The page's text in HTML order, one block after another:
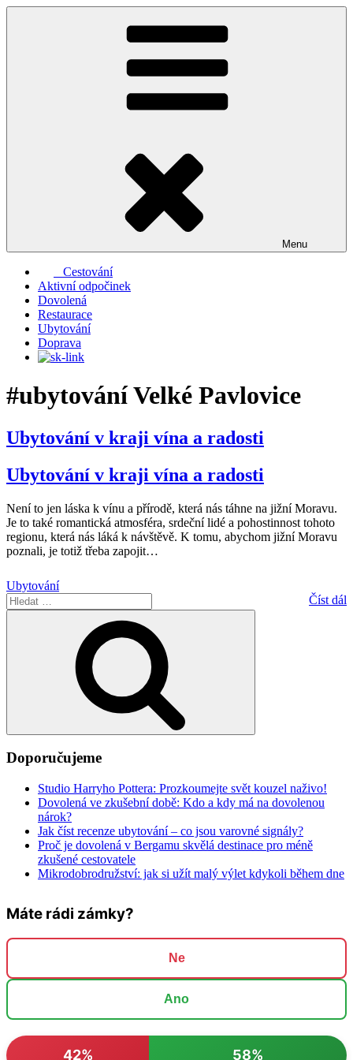
Přejít
Menu
Cestování
Aktivní odpočinek
Dovolená
Restaurace
Ubytování
Doprava
#ubytování Velké Pavlovice
Ubytování v kraji vína a radosti
Ubytování v kraji vína a radosti
Není to jen láska k vínu a přírodě, která nás táhne na jižní Moravu.
Je to také romantická atmosféra, srdeční lidé a pohostinnost tohoto
regionu, která nás láká k návštěvě. K tomu, abychom jižní Moravu
poznali, je totiž třeba zapojit…
Ubytování
Číst dál
Hledat:
Doporučujeme
Studio Harryho Pottera: Prozkoumejte svět kouzel naživo!
Dovolená ve zkušební době: Kdo a kdy má na dovolenou
nárok?
Jak číst recenze ubytování – co jsou varovné signály?
Proč je dovolená v Bergamu skvělá destinace pro méně
zkušené cestovatele
Mikrodobrodružství: jak si užít malý výlet kdykoli během dne
Máte rádi zámky?
Ne
Ano
42% 58%